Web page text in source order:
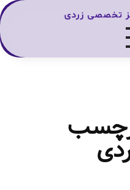
تخصصی زردی